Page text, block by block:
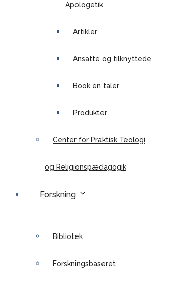
Apologetik
Artikler
Ansatte og tilknyttede
Book en taler
Produkter
Center for Praktisk Teologi
og Religionspædagogik
Forskning
Bibliotek
Forskningsbaseret